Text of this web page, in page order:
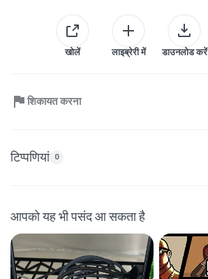
खोलें लाइब्रेरी में डाउनलोड करें
शिकायत करना
टिप्पणियां 0
आपको यह भी पसंद आ सकता है